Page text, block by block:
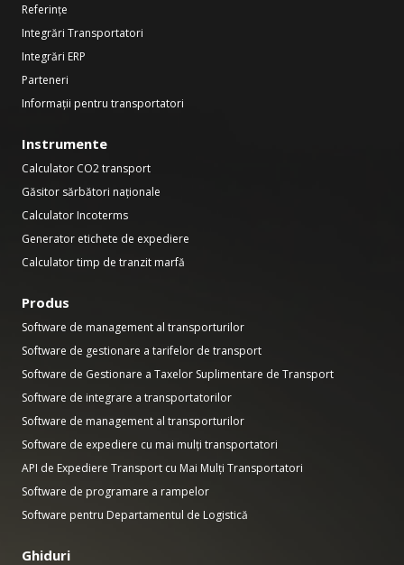
Referințe
Integrări Transportatori
Integrări ERP
Parteneri
Informații pentru transportatori
Instrumente
Calculator CO2 transport
Găsitor sărbători naționale
Calculator Incoterms
Generator etichete de expediere
Calculator timp de tranzit marfă
Produs
Software de management al transporturilor
Software de gestionare a tarifelor de transport
Software de Gestionare a Taxelor Suplimentare de Transport
Software de integrare a transportatorilor
Software de management al transporturilor
Software de expediere cu mai mulți transportatori
API de Expediere Transport cu Mai Mulți Transportatori
Software de programare a rampelor
Software pentru Departamentul de Logistică
Ghiduri